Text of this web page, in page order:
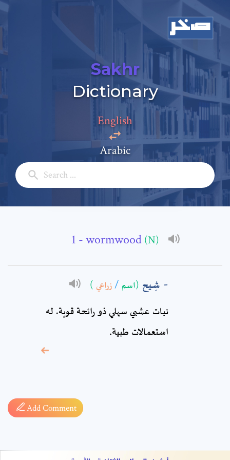
Sakhr
Dictionary
English
Arabic
- wormwood (N)
شِيح (اسم /زراعي )
نبات عشبي سهلي ذو رائحة قوية، له
استعمالات طبية.
Add Comment
Add a comment
Full Name: *
Comment: *